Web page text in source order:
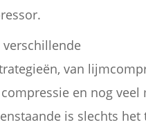
verschillende
van
en nog veel
is slechts het